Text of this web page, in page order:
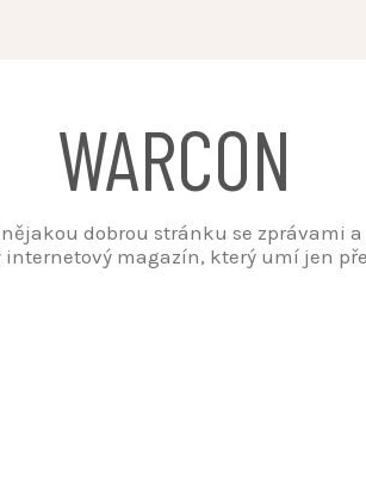
WARCON
dobrou stránku se zprávami
internetový magazín, který umí jen